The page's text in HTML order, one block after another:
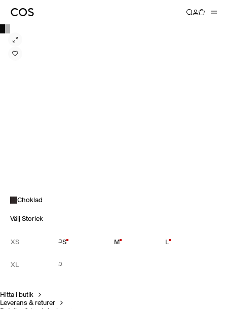
Choklad
Välj Storlek
XS S M L
XL
Hitta i butik
Leverans & returer